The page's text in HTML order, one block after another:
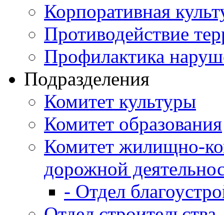
Корпоративная
Противодействие
Профилактика
Подразделения
Комитет культуры
Комитет образования
Комитет жилищно-
дорожной
- Отдел